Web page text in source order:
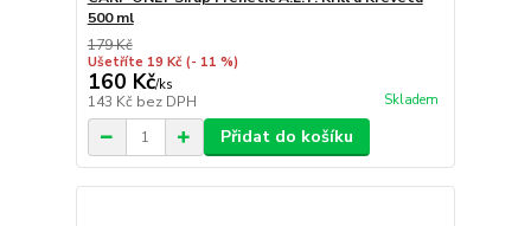
500 ml
179 Kč
Ušetříte 19 Kč (- 11 %)
160 Kč/ks
143 Kč bez DPH Skladem
Přidat do košíku